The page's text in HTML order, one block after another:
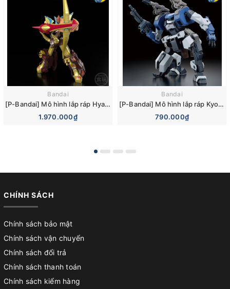
Bandai
[P-Bandai] Mô hình lắp ráp Hyakuju Sentai Gaoranger SMP GaoGod Model Kit Set
1.970.000₫
Bandai
[P-Bandai] Mô hình lắp ráp Kyoukai Senki Frost Flower HG Setsuro 1/72 Scale Model Kit
790.000₫
CHÍNH SÁCH
Chính sách bảo mật
Chính sách vận chuyển
Chính sách đổi trả
Chính sách thanh toán
Chính sách kiểm hàng